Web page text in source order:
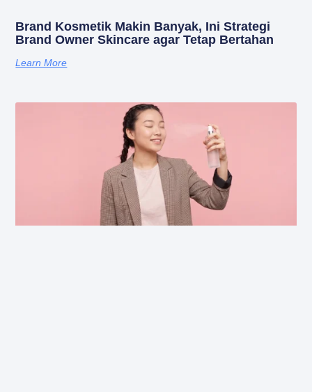
Brand Kosmetik Makin Banyak, Ini Strategi
Brand Owner Skincare agar Tetap Bertahan
Learn More